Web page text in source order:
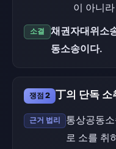
이 아니
소결
채권자대위소
동소송이다.
쟁점 2 丁의 단독 소
근거 법리
통상공동
로 소를 취